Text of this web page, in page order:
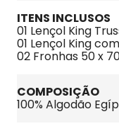
ITENS INCLUSOS
01 Lençol King
01 Lençol King
02 Fronhas 50 x
COMPOSIÇÃO
100% Algodão